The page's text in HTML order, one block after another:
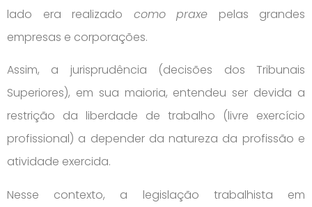
lado era realizado como praxe pelas grandes
empresas e corporações.
Assim, a jurisprudência (decisões dos Tribunais
Superiores), em sua maioria, entendeu ser devida a
restrição da liberdade de trabalho (livre exercício
profissional) a depender da natureza da profissão e
atividade exercida.
Nesse contexto, a legislação trabalhista em